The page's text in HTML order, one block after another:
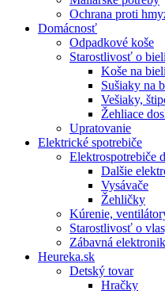
Ochrana proti
Domácnosť
Odpadkové koše
Starostlivosť o
Koše na
Sušiaky na
Vešiaky,
Žehliace
Upratovanie
Elektrické spotrebiče
Elektrospotrebiče
Dalšie
Vysávače
Žehličky
Kúrenie,
Starostlivosť o
Zábavná
Heureka.sk
Detský tovar
Hračky